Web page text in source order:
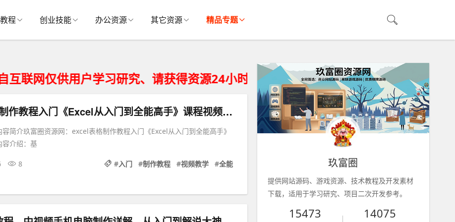
程 创业技能 办公资源 其它资源 精品专题
供用户学习研究、请获得资源24小时内从您的存储设备删除、不得违法运营。
excel表格制作教程入门《Excel从入门到全能高手》课程视频教学
简介玖富圈资源网：excel表格制作教程入门《Excel从入门到全能高手》
容介绍：基
8 #入门 #制作教程 #视频教学 #全能 玖富圈
提供网站源码、游戏资源、技术教程及开发素材
下载，适用于学习研究、项目二次开发参考。
15473 14075